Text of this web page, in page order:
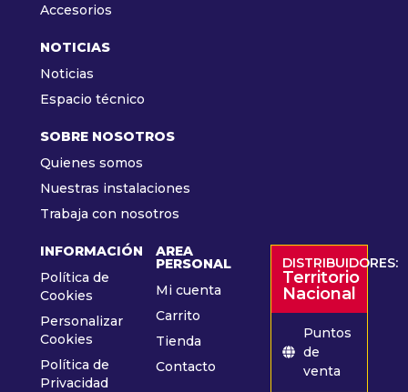
Accesorios
NOTICIAS
Noticias
Espacio técnico
SOBRE NOSOTROS
Quienes somos
Nuestras instalaciones
Trabaja con nosotros
INFORMACIÓN
Política de
Cookies
Personalizar
Cookies
Política de
Privacidad
AREA
PERSONAL
Mi cuenta
Carrito
Tienda
Contacto
DISTRIBUIDORES:
Territorio
Nacional
Puntos
de
venta